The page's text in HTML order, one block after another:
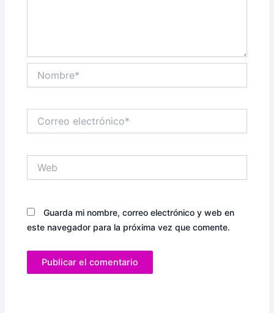
electrónico*
Guarda mi nombre, correo electrónico y web en
este navegador para la próxima vez que comente.